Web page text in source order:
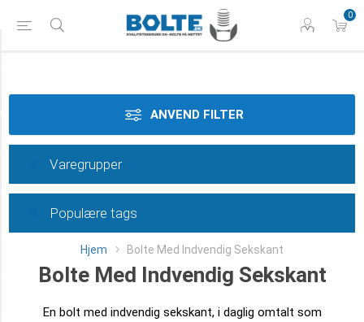
0
Hjem Bolte Med Indvendig Sekskant
Bolte Med Indvendig Sekskant
En bolt med indvendig sekskant, i daglig omtalt som
ANVEND FILTER
Gevindtype
Dimension
Overflade
Varegrupper
Populære tags